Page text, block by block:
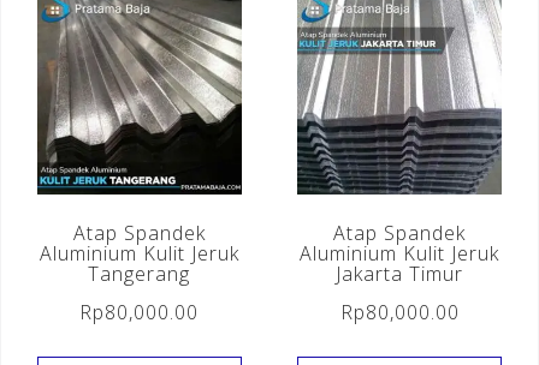
Atap Spandek
Aluminium Kulit Jeruk
Tangerang
Rp80,000.00
Atap Spandek
Aluminium Kulit Jeruk
Jakarta Timur
Rp80,000.00